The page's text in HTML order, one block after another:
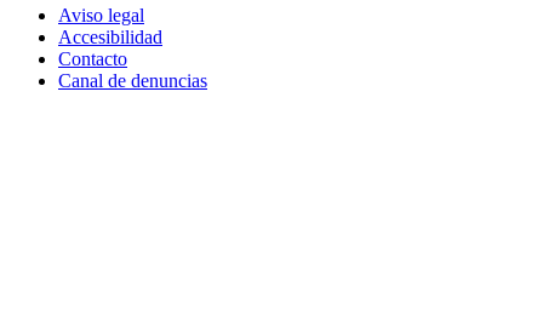
Aviso legal
Accesibilidad
Contacto
Canal de denuncias